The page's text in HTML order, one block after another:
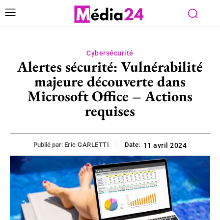
Cybersécurité
Alertes sécurité: Vulnérabilité
majeure découverte dans
Microsoft Office – Actions
requises
Publié par: Eric GARLETTI Date: 11 avril 2024